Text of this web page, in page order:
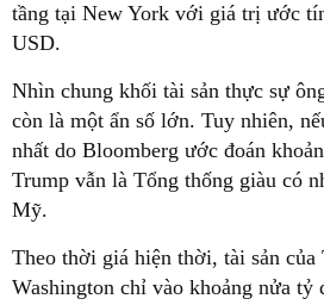
tầng tại New York với giá trị ước
USD.
Nhìn chung khối tài sản thực sự
còn là một ẩn số lớn. Tuy nhiên,
nhất do Bloomberg ước đoán
Trump vẫn là Tổng thống giàu có
Mỹ.
Theo thời giá hiện thời, tài sản của
Washington chỉ vào khoảng nửa